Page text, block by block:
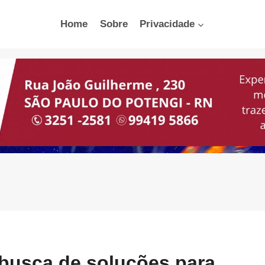
Home Sobre Privacidade